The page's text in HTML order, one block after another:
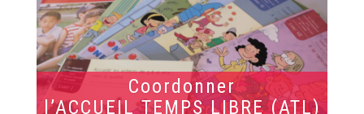
Coordonner
l’ACCUEIL TEMPS LIBRE (ATL)